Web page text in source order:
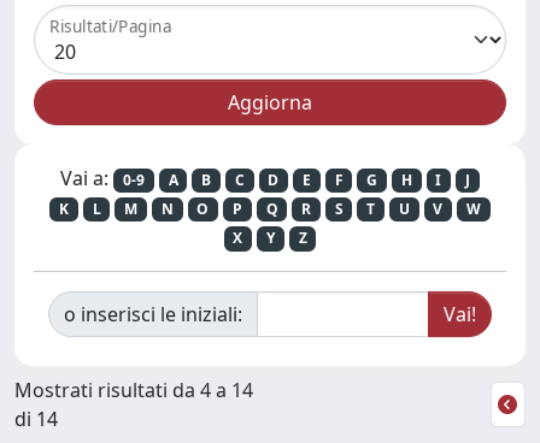
Risultati/Pagina
Vai a: 0-9 A B C D E F G H I
J
K
L M N O P Q R S T U V
W
X
Y Z
o inserisci le iniziali:
Mostrati risultati da 4 a 14
di 14